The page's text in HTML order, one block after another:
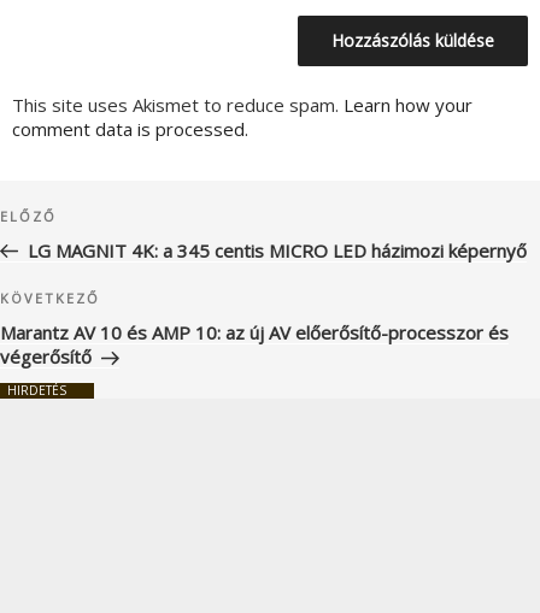
This site uses Akismet to reduce spam. Learn how your
comment data is processed.
navigáció
Korábbi
bejegyzés
ELŐZŐ
LG MAGNIT 4K: a 345 centis MICRO LED házimozi képernyő
Következő
bejegyzés
KÖVETKEZŐ
Marantz AV 10 és AMP 10: az új AV előerősítő-processzor és
végerősítő
HIRDETÉS